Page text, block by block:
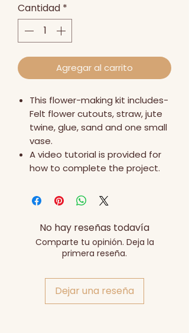
Cantidad *
Agregar al carrito
This flower-making kit includes-
Felt flower cutouts, straw, jute
twine, glue, sand and one small
vase.
A video tutorial is provided for
how to complete the project.
No hay reseñas todavía
Comparte tu opinión. Deja la
primera reseña.
Dejar una reseña